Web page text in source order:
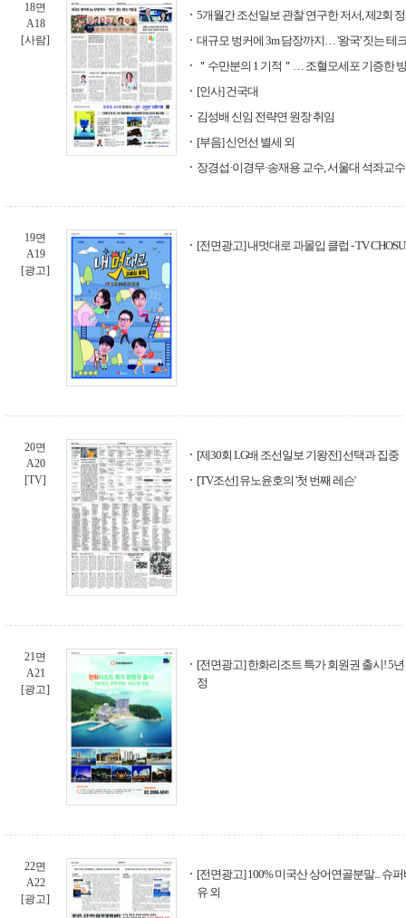
18면
A18
[사람]
5개월간 조선일보 관찰 연구한 저서, 제2회
대규모 벙커에 3m 담장까지… '왕국' 짓는 테
＂수만분의 1 기적＂… 조혈모세포 기증한
[인사] 건국대
김성배 신임 전략연 원장 취임
[부음] 신언선 별세 외
장경섭·이경무·송재용 교수, 서울대 석좌교
19면
A19
[광고]
[전면광고] 내멋대로 과몰입 클럽 - TV
20면
A20
[TV]
[제30회 LG배 조선일보 기왕전] 선택과 집중
[TV조선] 유노윤호의 '첫 번째 레슨'
21면
A21
[광고]
[전면광고] 한화리조트 특가 회원권 출시! 5
정
22면
A22
[광고]
[전면광고] 100% 미국산 상어연골분말... 슈
유 외